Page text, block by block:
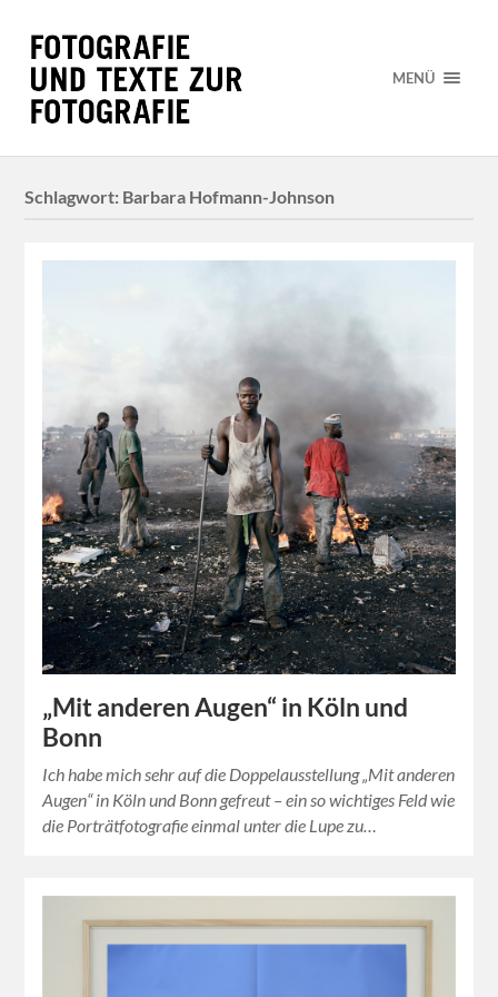
MENÜ
Schlagwort: Barbara Hofmann-Johnson
„Mit anderen Augen“ in Köln und
Bonn
Ich habe mich sehr auf die Doppelausstellung „Mit anderen
Augen“ in Köln und Bonn gefreut – ein so wichtiges Feld wie
die Porträtfotografie einmal unter die Lupe zu…